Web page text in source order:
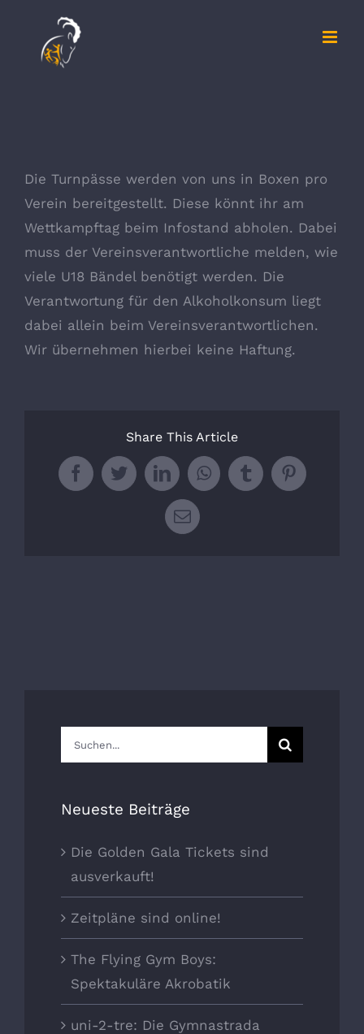
springen
Die Turnpässe werden von uns in Boxen pro
Verein bereitgestellt. Diese könnt ihr am
Wettkampftag beim Infostand abholen. Dabei
muss der Vereinsverantwortliche melden, wie
viele U18 Bändel benötigt werden. Die
Verantwortung für den Alkoholkonsum liegt
dabei allein beim Vereinsverantwortlichen.
Wir übernehmen hierbei keine Haftung.
Share This Article
FacebookTwitterLinkedInWhatsApp
TumblrPinterest
E-
Suche
nach:
Neueste Beiträge
Die Golden Gala Tickets sind
ausverkauft!
Zeitpläne sind online!
The Flying Gym Boys:
Spektakuläre Akrobatik
uni-2-tre: Die Gymnastrada